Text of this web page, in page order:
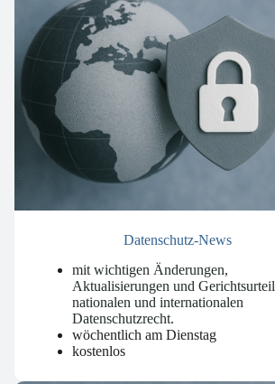
Datenschutz-News
mit wichtigen Änderungen,
Aktualisierungen und
nationalen und internationalen
Datenschutzrecht.
wöchentlich am Dienstag